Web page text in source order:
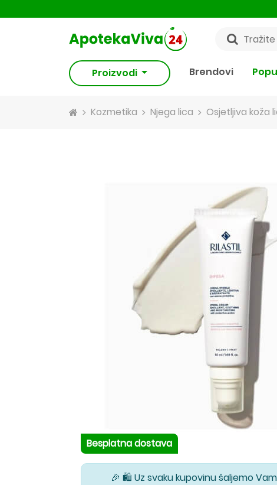
Proizvodi Brendovi
Kozmetika Njega lica Osjetljiva koža
Besplatna dostava
🎉 🛍️ Uz svaku kupovinu šaljemo